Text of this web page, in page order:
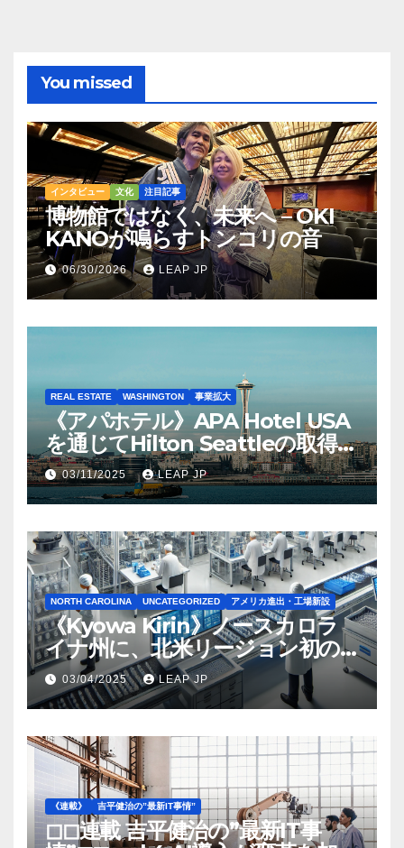
You missed
インタビュー 文化 注目記事
博物館ではなく、未来へ – OKI
KANOが鳴らすトンコリの音
06/30/2026 LEAP JP
REAL ESTATE WASHINGTON 事業拡大
《アパホテル》APA Hotel USA
を通じてHilton Seattleの取得を
完了
03/11/2025 LEAP JP
NORTH CAROLINA UNCATEGORIZED アメリカ進出・工場新設
《Kyowa Kirin》ノースカロラ
イナ州に、北米リージョン初の
工場建設を決定
03/04/2025 LEAP JP
《連載》 吉平健治の”最新IT事情”
◻︎◻︎連載 吉平健治の”最新IT事